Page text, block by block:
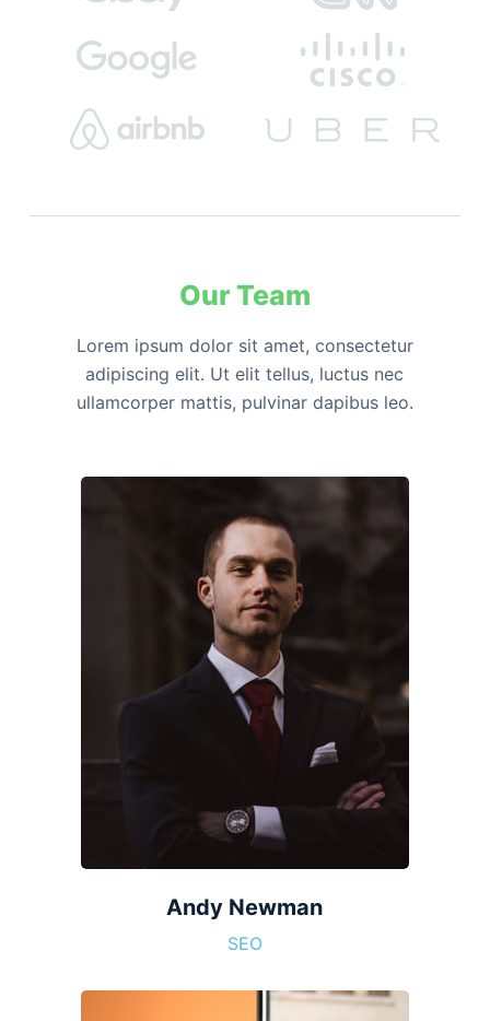
Our Team
Lorem ipsum dolor sit amet, consectetur
adipiscing elit. Ut elit tellus, luctus nec
ullamcorper mattis, pulvinar dapibus leo.
Andy Newman
SEO